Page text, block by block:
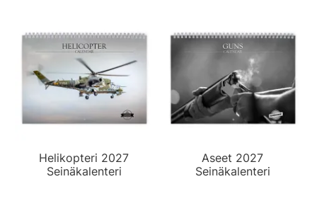
Helikopteri 2027
Seinäkalenteri
Aseet 2027
Seinäkalenteri